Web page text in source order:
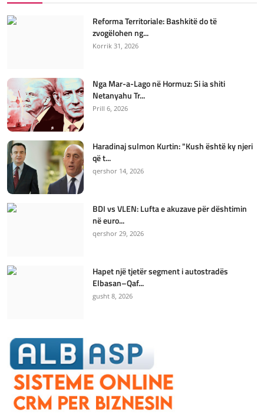
Reforma Territoriale: Bashkitë do të
zvogëlohen ng...
Korrik 31, 2026
Nga Mar-a-Lago në Hormuz: Si ia shiti
Netanyahu Tr...
Prill 6, 2026
Haradinaj sulmon Kurtin: "Kush është ky njeri
që t...
qershor 14, 2026
BDI vs VLEN: Lufta e akuzave për dështimin
në euro...
qershor 29, 2026
Hapet një tjetër segment i autostradës
Elbasan–Qaf...
gusht 8, 2026